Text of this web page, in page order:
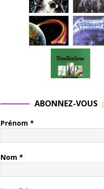
ABONNEZ-VOUS
Prénom *
Nom *